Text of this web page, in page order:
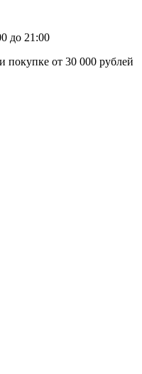
до 21:00
покупке от 30 000 рублей